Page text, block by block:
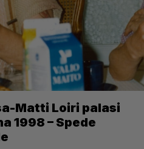
Matti Loiri palasi
1998 – Spede